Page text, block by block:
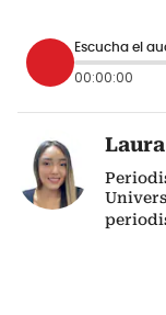
Escucha el
00:00:00